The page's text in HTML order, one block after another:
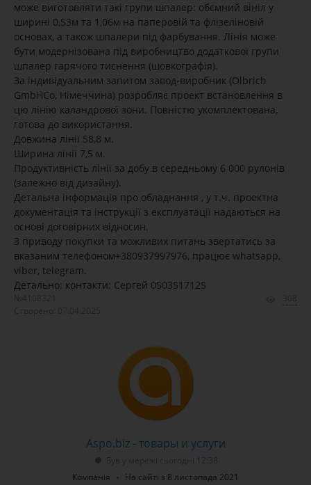
може виготовляти такі групи шпалер: обємний вініл у
ширині 0,53м та 1,06м на паперовій та флізеліновій
основах, а також шпалери під фарбування. Лінія може
бути модернізована під виробництво додаткової групи
шпалер гарячого тиснення (шовкографія).
За індивідуальним запитом завод-виробник (Olbrich
GmbHCo, Німеччина) розробляє проект встановлення в
цю лінію каландрової зони. Повністю укомплектована,
готова до використання.
Довжина лінії 58,8 м.
Ширина лінії 7,5 м.
Продуктивність лінії за добу в середньому 6 000 рулонів
(залежно від дизайну).
Детальна інформація про обладнання , у т.ч. проектна
документація та інструкції з експлуатації надаються на
основі договірних відносин.
З приводу покупки та можливих питань звертатись за
вказаним телефоном+380937997976, працює whatsapp,
viber, telegram.
Детально: контакти: Сергей 0503517125
Aspo.biz - товары и услуги
Компанія
На сайті з 8 листопада 2021